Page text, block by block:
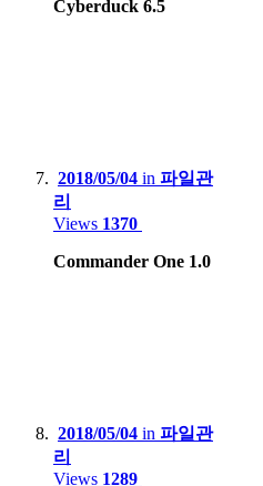
Cyberduck 6.5
2018/05/04 in 파일관
리
Views 1370
Commander One 1.0
2018/05/04 in 파일관
리
Views 1289